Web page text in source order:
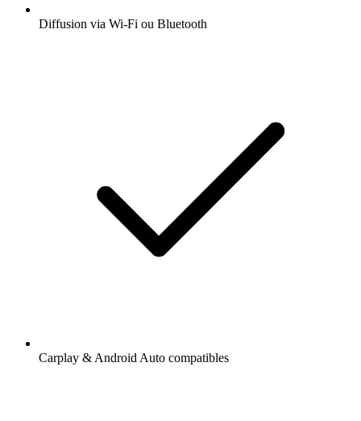
Diffusion via Wi-Fi ou Bluetooth
Carplay & Android Auto compatibles